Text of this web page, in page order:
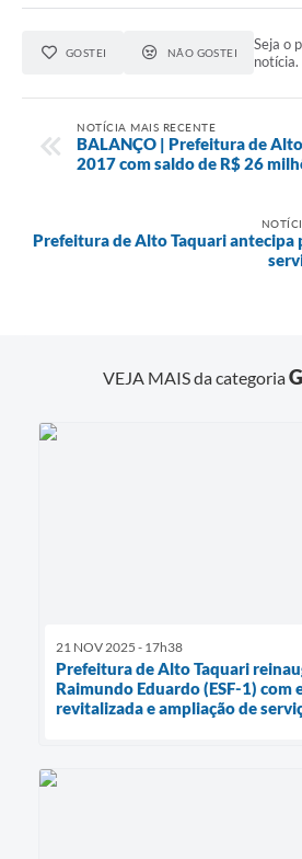
GOSTEI NÃO GOSTEI
Seja o
notícia.
NOTÍCIA MAIS RECENTE
BALANÇO | Prefeitura de
2017 com saldo de R$ 26
Prefeitura de Alto Taquari antecipa
VEJA MAIS da categoria
21 NOV 2025 - 17h38
Prefeitura de Alto Taquari
Raimundo Eduardo (ESF-1) com
revitalizada e ampliação de